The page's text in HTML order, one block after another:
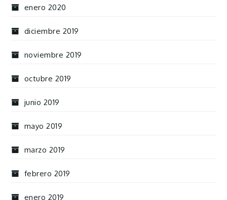
enero 2020
diciembre 2019
noviembre 2019
octubre 2019
junio 2019
mayo 2019
marzo 2019
febrero 2019
enero 2019